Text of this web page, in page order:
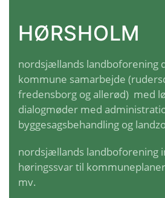
HØRSHOLM
nordsjællands landboforening
kommune samarbejde
fredensborg og allerød) med
dialogmøder med
byggesagsbehandling og
nordsjællands landboforening
høringssvartil
mv.